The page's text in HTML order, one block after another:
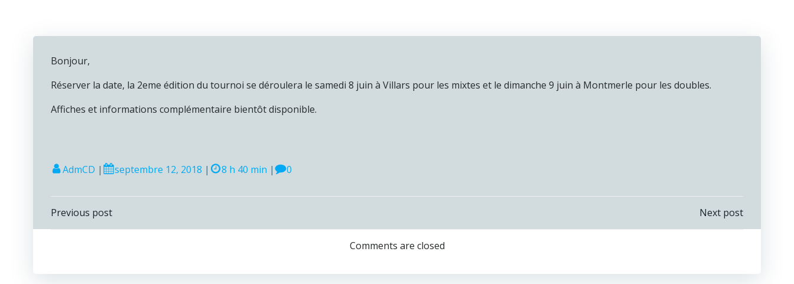
Bonjour,
Réserver la date, la 2eme édition du tournoi se déroulera le samedi 8 juin à Villars pour les mixtes et le dimanche 9 juin à Montmerle pour les doubles.
Affiches et informations complémentaire bientôt disponible.
AdmCD | septembre 12, 2018 | 8 h 40 min | 0
Navigation
l’article
Previous post
de
l’article
Next post
Comments are closed